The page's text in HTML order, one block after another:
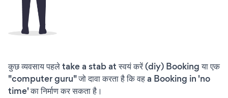
कुछ व्यवसाय पहले take a stab at स्वयं करें (diy) Booking या एक
"computer guru" जो दावा करता है कि वह a Booking in 'no
time' का निर्माण कर सकता है।